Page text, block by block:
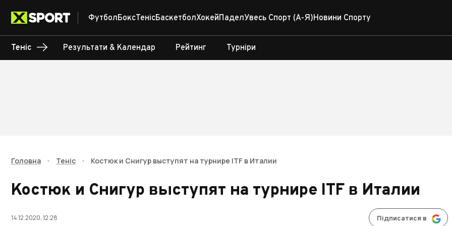
ФутболБоксТенісБаскетболХокейПаделУвесь Спорт (А-Я)Новини Спорту
Теніс Результати & Календар Рейтинг Турніри
Головна • Теніс • Костюк и Снигур выступят на турнире ITF в Италии
Костюк и Снигур выступят на турнире ITF в Италии
14.12.2020, 12:28 Підписатися в